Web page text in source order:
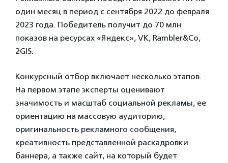
один месяц в период с сентября 2022 до февраля
2023 года. Победитель получит до 70 млн
показов на ресурсах «Яндекс», VK, Rambler&Co,
2GIS.
Конкурсный отбор включает несколько этапов.
На первом этапе эксперты оценивают
значимость и масштаб социальной рекламы, ее
ориентацию на массовую аудиторию,
оригинальность рекламного сообщения,
креативность представленной раскадровки
баннера, а также сайт, на который будет